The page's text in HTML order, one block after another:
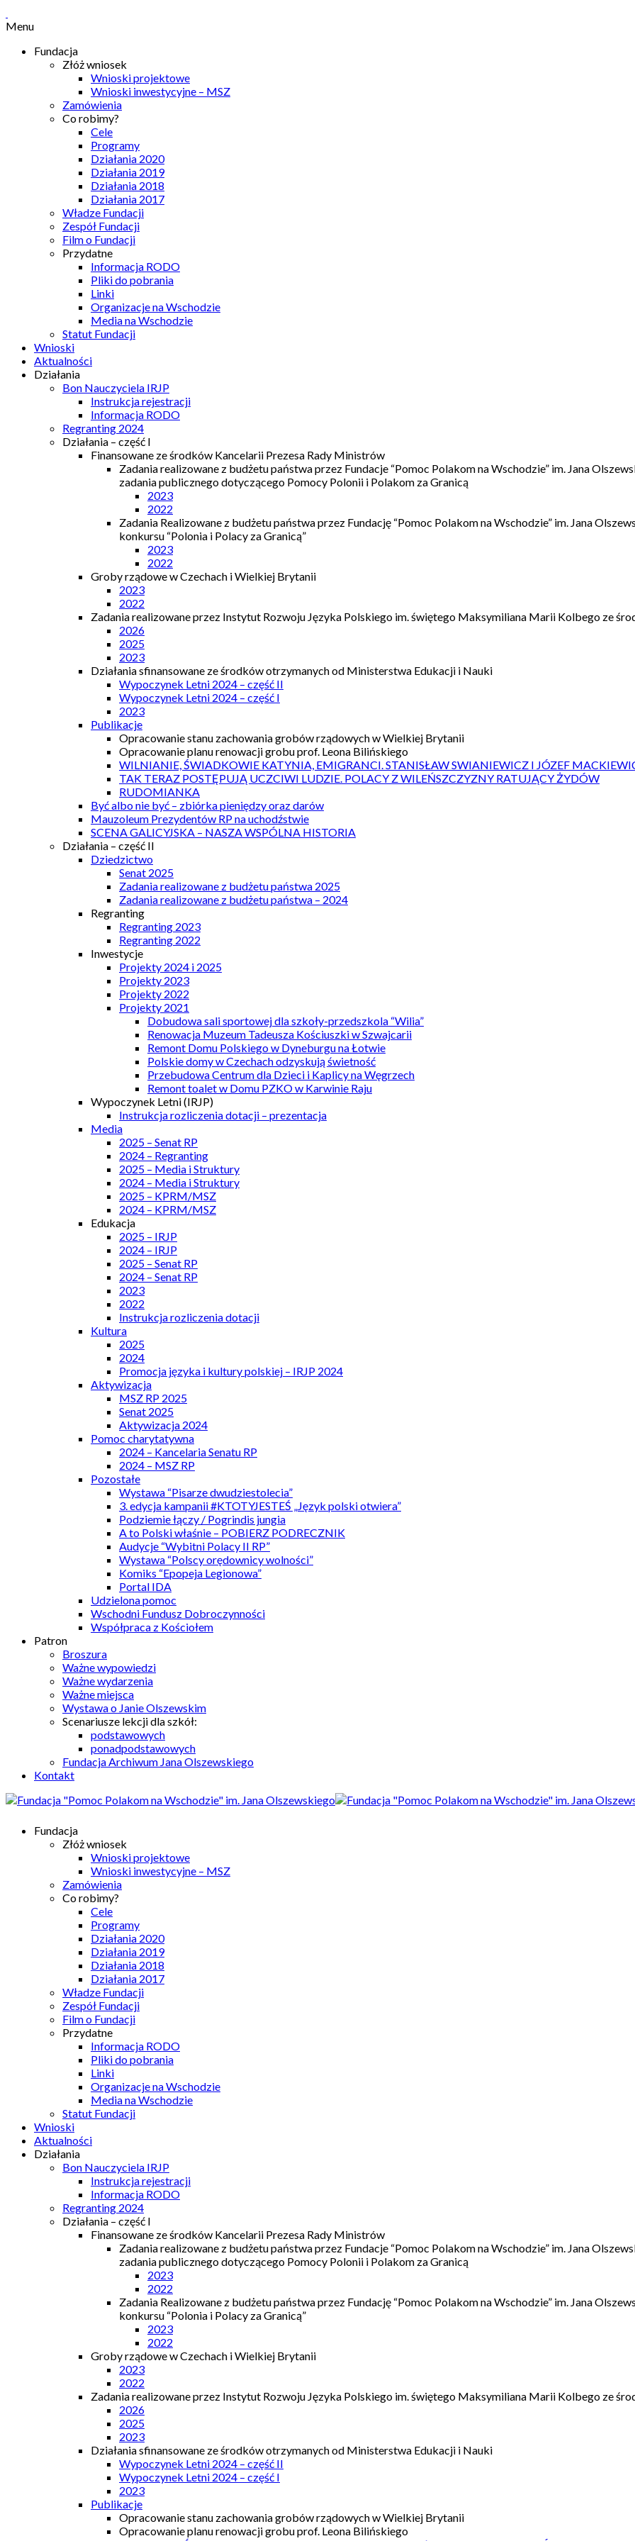
Menu
Fundacja
Złóż wniosek
Wnioski projektowe
Wnioski inwestycyjne – MSZ
Zamówienia
Co robimy?
Cele
Programy
Działania 2020
Działania 2019
Działania 2018
Działania 2017
Władze Fundacji
Zespół Fundacji
Film o Fundacji
Przydatne
Informacja RODO
Pliki do pobrania
Linki
Organizacje na Wschodzie
Media na Wschodzie
Statut Fundacji
Wnioski
Aktualności
Działania
Bon Nauczyciela IRJP
Instrukcja rejestracji
Informacja RODO
Regranting 2024
Działania – część I
Finansowane ze środków Kancelarii Prezesa Rady Ministrów
Zadania realizowane z budżetu państwa przez Fundacje “Pomoc Polakom na Wschodzie” im. Jana
zadania publicznego dotyczącego Pomocy Polonii i Polakom za Granicą
2023
2022
Zadania Realizowane z budżetu państwa przez Fundację “Pomoc Polakom na Wschodzie” im. Jana
konkursu “Polonia i Polacy za Granicą”
2023
2022
Groby rządowe w Czechach i Wielkiej Brytanii
2023
2022
Zadania realizowane przez Instytut Rozwoju Języka Polskiego im. świętego Maksymiliana Marii Kolbego ze
2026
2025
2023
Działania sfinansowane ze środków otrzymanych od Ministerstwa Edukacji i Nauki
Wypoczynek Letni 2024 – część II
Wypoczynek Letni 2024 – część I
2023
Publikacje
Opracowanie stanu zachowania grobów rządowych w Wielkiej Brytanii
Opracowanie planu renowacji grobu prof. Leona Bilińskiego
WILNIANIE, ŚWIADKOWIE KATYNIA, EMIGRANCI. STANISŁAW SWIANIEWICZ I JÓZEF
TAK TERAZ POSTĘPUJĄ UCZCIWI LUDZIE. POLACY Z WILEŃSZCZYZNY RATUJĄCY ŻYDÓW
RUDOMIANKA
Być albo nie być – zbiórka pieniędzy oraz darów
Mauzoleum Prezydentów RP na uchodźstwie
SCENA GALICYJSKA – NASZA WSPÓLNA HISTORIA
Działania – część II
Dziedzictwo
Senat 2025
Zadania realizowane z budżetu państwa 2025
Zadania realizowane z budżetu państwa – 2024
Regranting
Regranting 2023
Regranting 2022
Inwestycje
Projekty 2024 i 2025
Projekty 2023
Projekty 2022
Projekty 2021
Dobudowa sali sportowej dla szkoły-przedszkola “Wilia”
Renowacja Muzeum Tadeusza Kościuszki w Szwajcarii
Remont Domu Polskiego w Dyneburgu na Łotwie
Polskie domy w Czechach odzyskują świetność
Przebudowa Centrum dla Dzieci i Kaplicy na Węgrzech
Remont toalet w Domu PZKO w Karwinie Raju
Wypoczynek Letni (IRJP)
Instrukcja rozliczenia dotacji – prezentacja
Media
2025 – Senat RP
2024 – Regranting
2025 – Media i Struktury
2024 – Media i Struktury
2025 – KPRM/MSZ
2024 – KPRM/MSZ
Edukacja
2025 – IRJP
2024 – IRJP
2025 – Senat RP
2024 – Senat RP
2023
2022
Instrukcja rozliczenia dotacji
Kultura
2025
2024
Promocja języka i kultury polskiej – IRJP 2024
Aktywizacja
MSZ RP 2025
Senat 2025
Aktywizacja 2024
Pomoc charytatywna
2024 – Kancelaria Senatu RP
2024 – MSZ RP
Pozostałe
Wystawa “Pisarze dwudziestolecia”
3. edycja kampanii #KTOTYJESTEŚ „Język polski otwiera”
Podziemie łączy / Pogrindis jungia
A to Polski właśnie – POBIERZ PODRECZNIK
Audycje “Wybitni Polacy II RP”
Wystawa “Polscy orędownicy wolności”
Komiks “Epopeja Legionowa”
Portal IDA
Udzielona pomoc
Wschodni Fundusz Dobroczynności
Współpraca z Kościołem
Patron
Broszura
Ważne wypowiedzi
Ważne wydarzenia
Ważne miejsca
Wystawa o Janie Olszewskim
Scenariusze lekcji dla szkół:
podstawowych
ponadpodstawowych
Fundacja Archiwum Jana Olszewskiego
Kontakt
Fundacja
Złóż wniosek
Wnioski projektowe
Wnioski inwestycyjne – MSZ
Zamówienia
Co robimy?
Cele
Programy
Działania 2020
Działania 2019
Działania 2018
Działania 2017
Władze Fundacji
Zespół Fundacji
Film o Fundacji
Przydatne
Informacja RODO
Pliki do pobrania
Linki
Organizacje na Wschodzie
Media na Wschodzie
Statut Fundacji
Wnioski
Aktualności
Działania
Bon Nauczyciela IRJP
Instrukcja rejestracji
Informacja RODO
Regranting 2024
Działania – część I
Finansowane ze środków Kancelarii Prezesa Rady Ministrów
Zadania realizowane z budżetu państwa przez Fundacje “Pomoc Polakom na Wschodzie” im. Jana
zadania publicznego dotyczącego Pomocy Polonii i Polakom za Granicą
2023
2022
Zadania Realizowane z budżetu państwa przez Fundację “Pomoc Polakom na Wschodzie” im. Jana
konkursu “Polonia i Polacy za Granicą”
2023
2022
Groby rządowe w Czechach i Wielkiej Brytanii
2023
2022
Zadania realizowane przez Instytut Rozwoju Języka Polskiego im. świętego Maksymiliana Marii Kolbego ze
2026
2025
2023
Działania sfinansowane ze środków otrzymanych od Ministerstwa Edukacji i Nauki
Wypoczynek Letni 2024 – część II
Wypoczynek Letni 2024 – część I
2023
Publikacje
Opracowanie stanu zachowania grobów rządowych w Wielkiej Brytanii
Opracowanie planu renowacji grobu prof. Leona Bilińskiego